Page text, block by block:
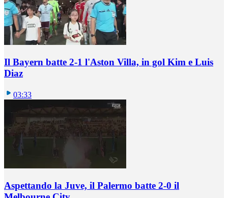
Il Bayern batte 2-1 l'Aston Villa, in gol Kim e Luis
Diaz
03:33
Aspettando la Juve, il Palermo batte 2-0 il